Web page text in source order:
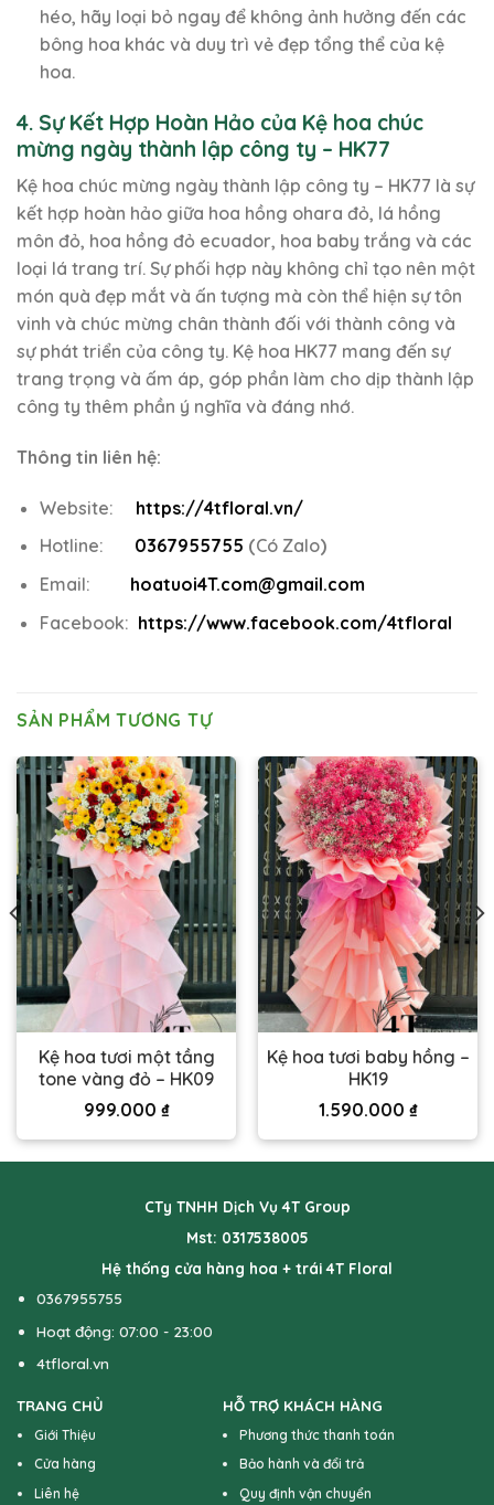
héo, hãy loại bỏ ngay để không ảnh hưởng đến các
bông hoa khác và duy trì vẻ đẹp tổng thể của kệ
hoa.
4. Sự Kết Hợp Hoàn Hảo của Kệ hoa chúc
mừng ngày thành lập công ty – HK77
Kệ hoa chúc mừng ngày thành lập công ty – HK77 là sự
kết hợp hoàn hảo giữa hoa hồng ohara đỏ, lá hồng
môn đỏ, hoa hồng đỏ ecuador, hoa baby trắng và các
loại lá trang trí. Sự phối hợp này không chỉ tạo nên một
món quà đẹp mắt và ấn tượng mà còn thể hiện sự tôn
vinh và chúc mừng chân thành đối với thành công và
sự phát triển của công ty. Kệ hoa HK77 mang đến sự
trang trọng và ấm áp, góp phần làm cho dịp thành lập
công ty thêm phần ý nghĩa và đáng nhớ.
Thông tin liên hệ:
Website:
https://4tfloral.vn/
Hotline:
0367955755 (Có Zalo)
Email:
hoatuoi4T.com@gmail.com
Facebook: https://www.facebook.com/4tfloral
SẢN PHẨM TƯƠNG TỰ
Kệ hoa tươi một tầng
tone vàng đỏ – HK09
999.000 ₫
Kệ hoa tươi baby hồng –
HK19
1.590.000 ₫
CTy TNHH Dịch Vụ 4T Group
Mst: 0317538005
Hệ thống cửa hàng hoa + trái 4T Floral
0367955755
Hoạt động: 07:00 - 23:00
4tfloral.vn
TRANG CHỦ
Giới Thiệu
Cửa hàng
Liên hệ
HỖ TRỢ KHÁCH HÀNG
Phương thức thanh toán
Bảo hành và đổi trả
Quy định vận chuyển